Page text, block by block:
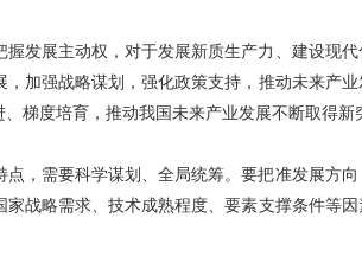
发展主动权，对于发展新质生产力、建设现
加强战略谋划，强化政策支持，推动未来产
梯度培育，推动我国未来产业发展不断取得新
，需要科学谋划、全局统筹。要把准发展方
战略需求、技术成熟程度、要素支撑条件等